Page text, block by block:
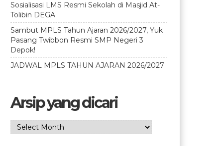
Sosialisasi LMS Resmi Sekolah di Masjid At-
Tolibin DEGA
Sambut MPLS Tahun Ajaran 2026/2027, Yuk
Pasang Twibbon Resmi SMP Negeri 3
Depok!
JADWAL MPLS TAHUN AJARAN 2026/2027
Arsip yang dicari
Arsip